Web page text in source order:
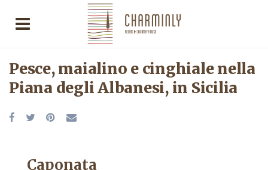
Pesce, maialino e cinghiale nella
Piana degli Albanesi, in Sicilia
Caponata